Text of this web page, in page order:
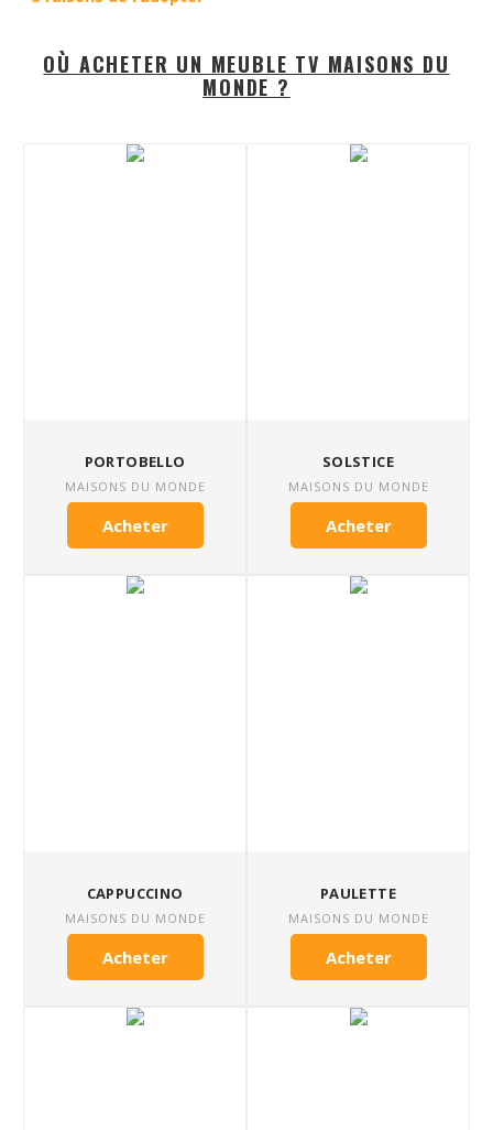
OÙ ACHETER UN MEUBLE TV MAISONS DU
MONDE ?
PORTOBELLO
MAISONS DU MONDE
Acheter
SOLSTICE
MAISONS DU MONDE
Acheter
CAPPUCCINO
MAISONS DU MONDE
Acheter
PAULETTE
MAISONS DU MONDE
Acheter